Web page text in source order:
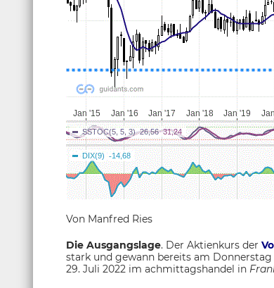
Von Manfred Ries
Die Ausgangslage. Der Aktienkurs der
stark und gewann bereits am Donnerstag
29. Juli 2022 im achmittagshandel in